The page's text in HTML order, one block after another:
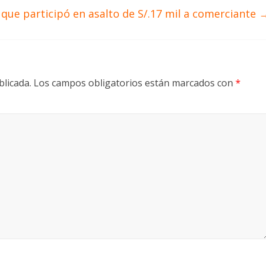
que participó en asalto de S/.17 mil a comerciante
Los campos obligatorios están marcados con *